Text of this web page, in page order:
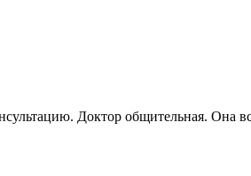
Доктор общительная. Она